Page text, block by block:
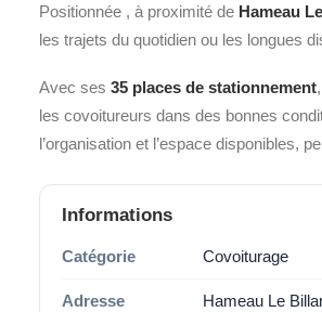
Positionnée , à proximité de Hameau
les trajets du quotidien ou les longues
Avec ses 35 places de stationnement
les covoitureurs dans des bonnes
l’organisation et l’espace disponibles,
Informations
Catégorie Covoiturage
Adresse Hameau Le